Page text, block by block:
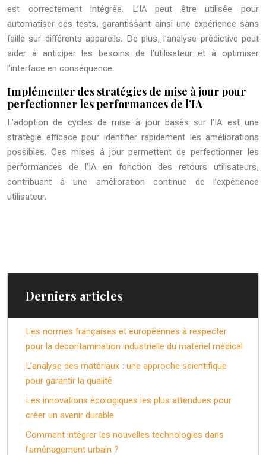
est correctement intégrée. L’IA peut être utilisée pour
automatiser ces tests, garantissant ainsi une expérience sans
faille sur différents appareils. De plus, l’analyse prédictive peut
aider à anticiper les besoins de l’utilisateur et à optimiser
l’interface en conséquence.
Implémenter des stratégies de mise à jour pour
perfectionner les performances de l’IA
L’adoption de cycles de mise à jour basés sur l’IA est une
stratégie efficace pour identifier rapidement les améliorations
possibles. Ces mises à jour permettent de perfectionner les
performances de l’IA en fonction des retours utilisateurs,
contribuant à une amélioration continue de l’expérience
utilisateur.
Derniers articles
Les normes françaises et européennes à respecter
pour la décontamination industrielle du matériel médical
L’analyse des matériaux : une approche scientifique
pour garantir la qualité
Les innovations écologiques les plus attendues pour
créer un avenir durable
Comment intégrer les nouvelles technologies dans
l’aménagement urbain ?